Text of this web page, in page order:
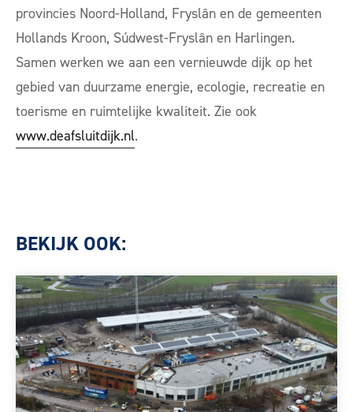
provincies Noord-Holland, Fryslân en de gemeenten
Hollands Kroon, Súdwest-Fryslân en Harlingen.
Samen werken we aan een vernieuwde dijk op het
gebied van duurzame energie, ecologie, recreatie en
toerisme en ruimtelijke kwaliteit. Zie ook
www.deafsluitdijk.nl.
BEKIJK OOK: